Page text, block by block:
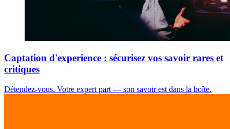
Captation d'experience : sécurisez vos savoir rares et
critiques
Détendez-vous. Votre expert part — son savoir est dans la boîte.